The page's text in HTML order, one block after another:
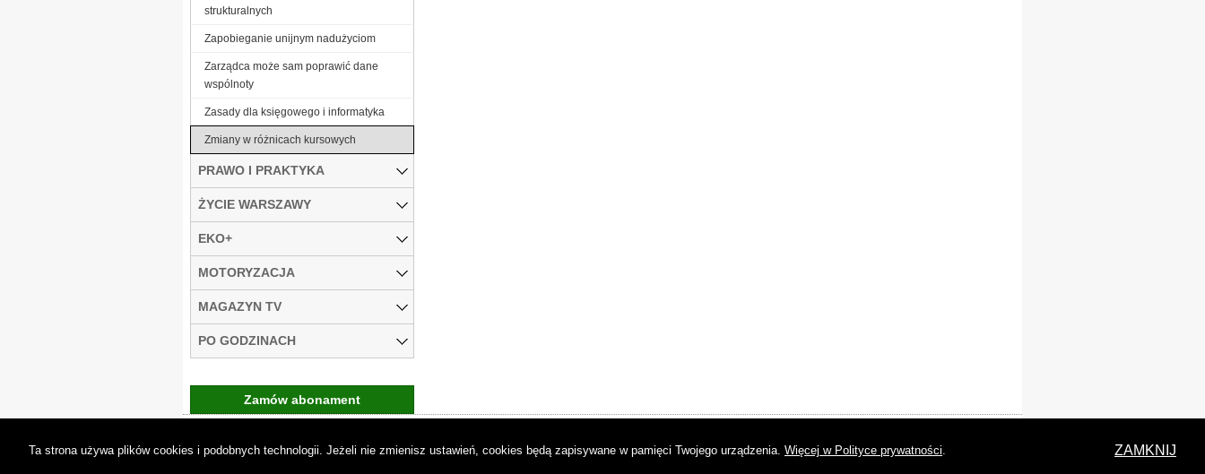
strukturalnych
Zapobieganie unijnym nadużyciom
Zarządca może sam poprawić dane
wspólnoty
Zasady dla księgowego i informatyka
Zmiany w różnicach kursowych
PRAWO I PRAKTYKA
ŻYCIE WARSZAWY
EKO+
MOTORYZACJA
MAGAZYN TV
PO GODZINACH
Zamów abonament
Ta strona używa plików cookies i podobnych technologii. Jeżeli nie zmienisz ustawień, cookies będą zapisywane w pamięci Twojego urządzenia. Więcej w Polityce prywatności. ZAMKNIJ